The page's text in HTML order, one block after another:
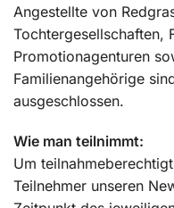
Angestellte von
Tochtergesellschaften,
Promotionagenturen
Familienangehörige
ausgeschlossen.
Wie man teilnimmt:
Um
Teilnehmer unseren